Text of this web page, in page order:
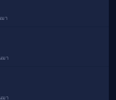
มา
มา
มา